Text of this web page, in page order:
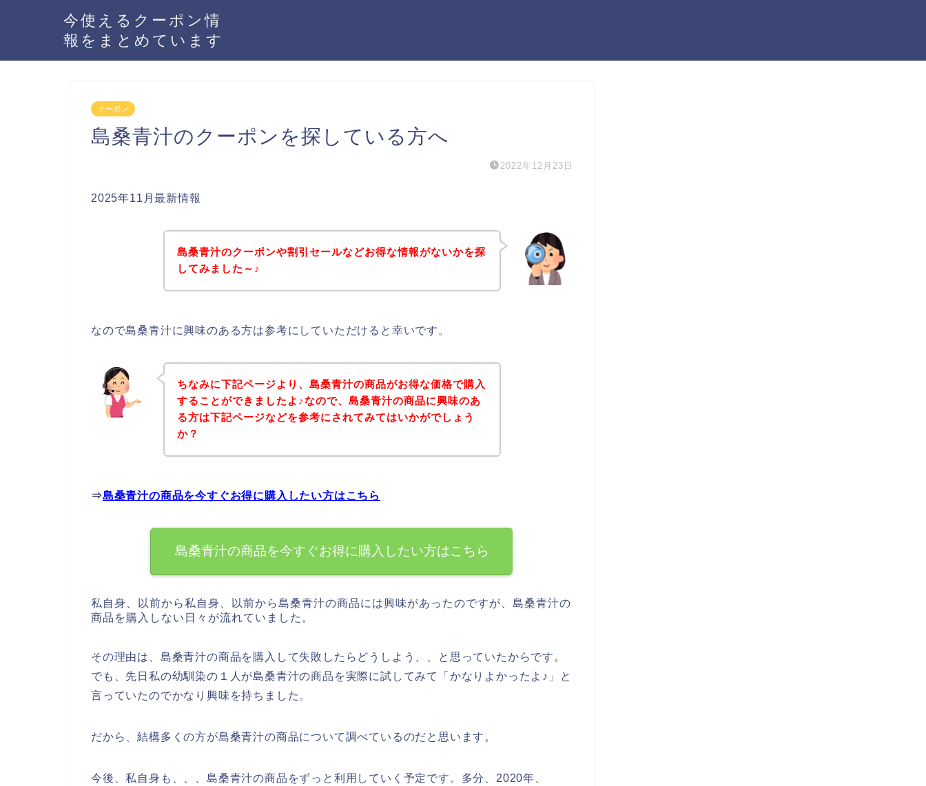
今使えるクーポン情
報をまとめています
クーポン
島桑青汁のクーポンを探している方へ
2022年12月23日
2025年11月最新情報
島桑青汁のクーポンや割引セールなどお得な情報がないかを探
してみました～♪
なので島桑青汁に興味のある方は参考にしていただけると幸いです。
ちなみに下記ページより、島桑青汁の商品がお得な価格で購入
することができましたよ♪なので、島桑青汁の商品に興味のあ
る方は下記ページなどを参考にされてみてはいかがでしょう
か？
⇒島桑青汁の商品を今すぐお得に購入したい方はこちら
島桑青汁の商品を今すぐお得に購入したい方はこちら
私自身、以前から私自身、以前から島桑青汁の商品には興味があったのですが、島桑青汁の
商品を購入しない日々が流れていました。
その理由は、島桑青汁の商品を購入して失敗したらどうしよう、、と思っていたからです。
でも、先日私の幼馴染の１人が島桑青汁の商品を実際に試してみて「かなりよかったよ♪」と
言っていたのでかなり興味を持ちました。
だから、結構多くの方が島桑青汁の商品について調べているのだと思います。
今後、私自身も、、、島桑青汁の商品をずっと利用していく予定です。多分、2020年、